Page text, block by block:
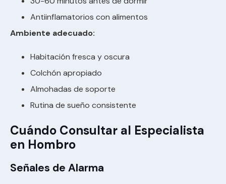
Antiinflamatorios con alimentos
Ambiente adecuado:
Habitación fresca y oscura
Colchón apropiado
Almohadas de soporte
Rutina de sueño consistente
Cuándo Consultar al Especialista
en Hombro
Señales de Alarma